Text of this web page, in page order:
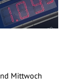
Mittwoch